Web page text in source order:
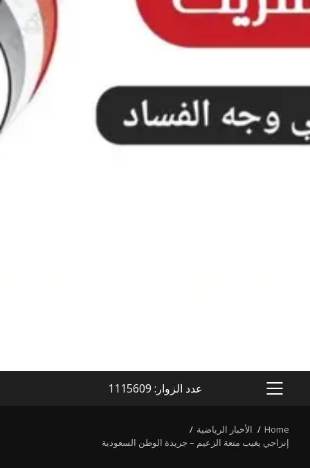
PRIMARY
عدد الزوار: 1115609
Home
الأخبار الرياضية
إنزاجي يغيب متعة الزعيم – جريدة الوطن السعودية